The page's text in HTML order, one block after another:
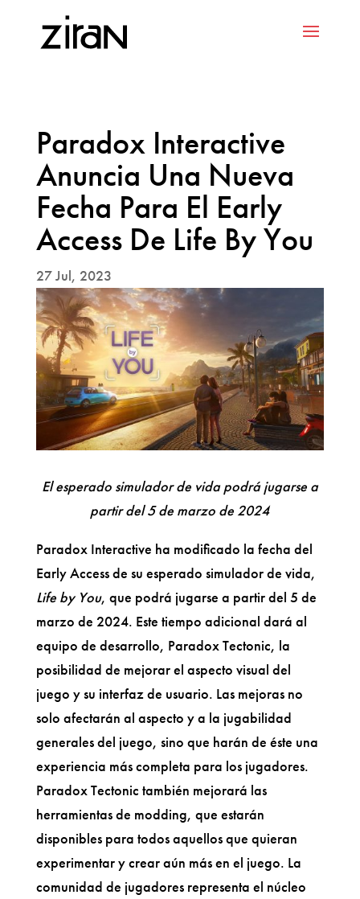
Paradox Interactive
Anuncia Una Nueva
Fecha Para El Early
Access De Life By You
27 Jul, 2023
El esperado simulador de vida podrá jugarse a
partir del 5 de marzo de 2024
Paradox Interactive ha modificado la fecha del
Early Access de su esperado simulador de vida,
Life by You, que podrá jugarse a partir del 5 de
marzo de 2024. Este tiempo adicional dará al
equipo de desarrollo, Paradox Tectonic, la
posibilidad de mejorar el aspecto visual del
juego y su interfaz de usuario. Las mejoras no
solo afectarán al aspecto y a la jugabilidad
generales del juego, sino que harán de éste una
experiencia más completa para los jugadores.
Paradox Tectonic también mejorará las
herramientas de modding, que estarán
disponibles para todos aquellos que quieran
experimentar y crear aún más en el juego. La
comunidad de jugadores representa el núcleo